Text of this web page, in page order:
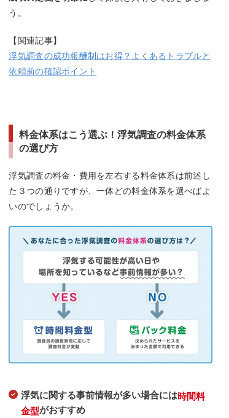
う。
【関連記事】
浮気調査の成功報酬制はお得？よくあるトラブルと
依頼前の確認ポイント
料金体系はこう選ぶ！浮気調査の料金体系
の選び方
浮気調査の料金・費用を左右する料金体系は前述し
た３つの通りですが、一体どの料金体系を選べばよ
いのでしょうか。
浮気に関する事前情報が多い場合には時間料
金型がおすすめ